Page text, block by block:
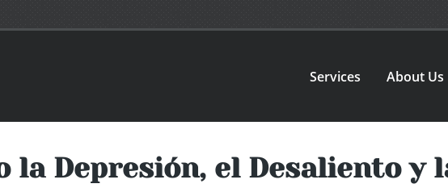
Services About Us
la Depresión, el Desaliento y